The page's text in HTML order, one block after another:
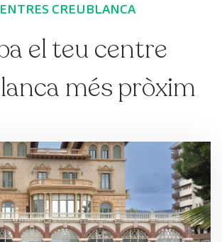
CREUBLANCA
el teu centre
més pròxim